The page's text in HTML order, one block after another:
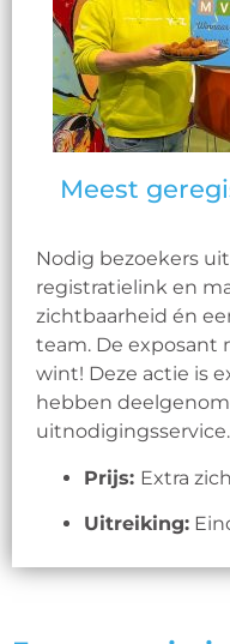
Meest
Nodig bezoekers
registratielink en
zichtbaarheid én
team. De exposant
wint! Deze actie is
hebben
uitnodigingsservice.
Prijs: Extra
Uitreiking: